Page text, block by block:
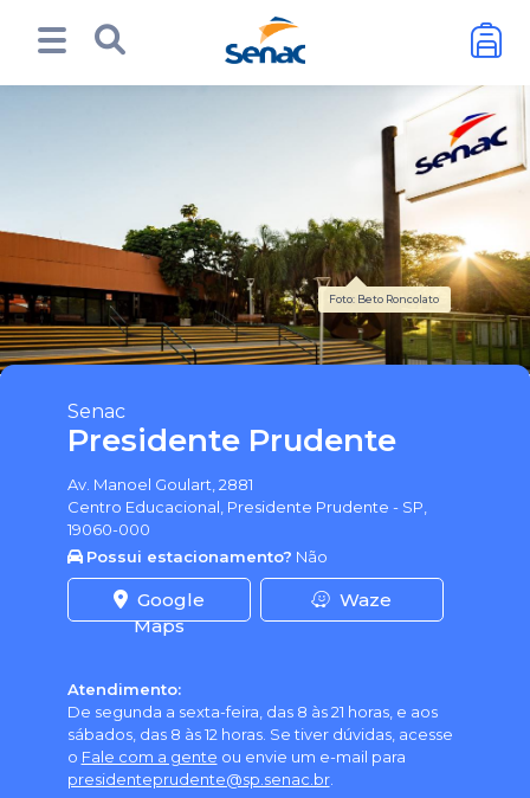
Foto: Beto Roncolato
Senac
Presidente Prudente
Av. Manoel Goulart, 2881
Centro Educacional, Presidente Prudente - SP,
19060-000
Possui estacionamento? Não
Google
Maps
Waze
Atendimento:
De segunda a sexta-feira, das 8 às 21 horas, e aos
sábados, das 8 às 12 horas. Se tiver dúvidas, acesse
o Fale com a gente ou envie um e-mail para
presidenteprudente@sp.senac.br.